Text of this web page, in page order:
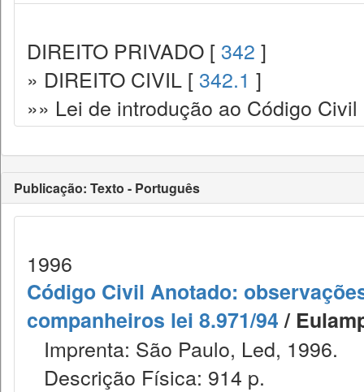
DIREITO PRIVADO [ 342 ]
» DIREITO CIVIL [ 342.1 ]
»» Lei de introdução ao Código
Publicação: Texto - Português
1996
Código Civil Anotado:
companheiros lei 8.971/94/
Imprenta: São Paulo, Led, 1996.
Descrição Física: 914 p.